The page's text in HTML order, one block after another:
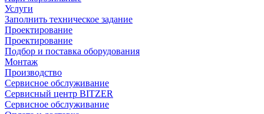
Услуги
Заполнить техническое задание
Проектирование
Проектирование
Подбор и поставка оборудования
Монтаж
Производство
Сервисное обслуживание
Сервисный центр BITZER
Сервисное обслуживание